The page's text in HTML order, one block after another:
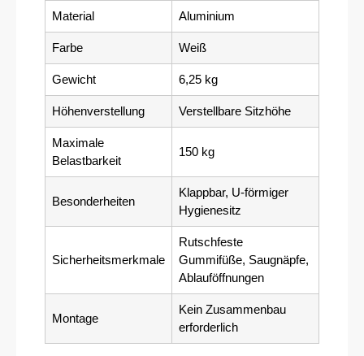
Material Aluminium
Farbe Weiß
Gewicht 6,25 kg
Höhenverstellung Verstellbare Sitzhöhe
Maximale
Belastbarkeit
150 kg
Besonderheiten
Klappbar, U-förmiger
Hygienesitz
Sicherheitsmerkmale
Rutschfeste
Gummifüße, Saugnäpfe,
Ablauföffnungen
Montage
Kein Zusammenbau
erforderlich